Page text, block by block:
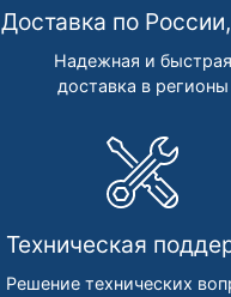
Доставка по
Надежная и быстрая
доставка в регионы
Техническая
Решение технических